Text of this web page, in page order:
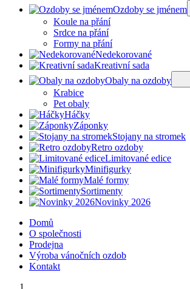
Ozdoby se jménem
Koule na přání
Srdce na přání
Formy na přání
Nedekorované
Kreativní sada
Obaly na ozdoby
Krabice
Pet obaly
Háčky
Záponky
Stojany na stromek
Retro ozdoby
Limitované edice
Minifigurky
Malé formy
Sortimenty
Novinky 2026
Domů
O společnosti
Prodejna
Výroba vánočních ozdob
Kontakt